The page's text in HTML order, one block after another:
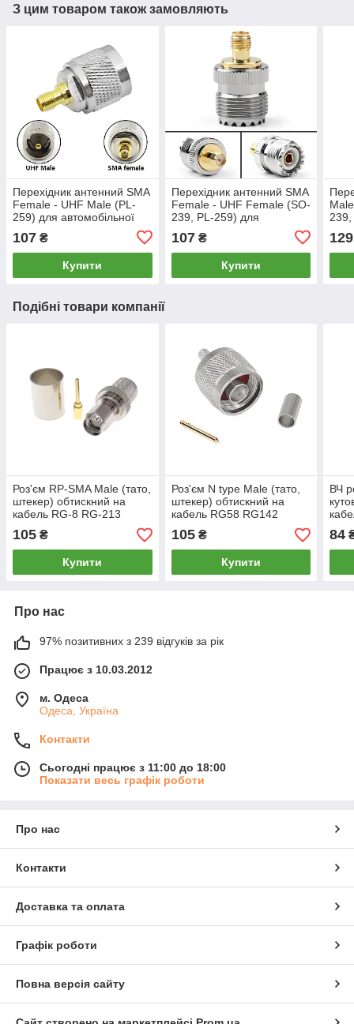
З цим товаром також замовляють
Перехідник антенний SMA
Female - UHF Male (PL-
259) для автомобільної
рації радіостанції, адаптер
для антени
107 ₴
Купити
Перехідник антенний SMA
Female - UHF Female (SO-
239, PL-259) для
автомобільної радіостанції
адаптер антени
107₴
Купити
129
Подібні товари компанії
Роз'єм RP-SMA Male (тато,
штекер) обтискний на
кабель RG-8 RG-213
LMR400 SYV-50-7 7D-FB
коннектор під обтиск
105 ₴
Купити
Роз'єм N type Male (тато,
штекер) обтискний на
кабель RG58 RG142
RG223 LMR 195 SYV50-3,
коннектор N типу вилка
105₴
Купити
ВЧ
240
84
Про нас
97% позитивних з 239 відгуків за рік
Працює з 10.03.2012
м. Одеса
Одеса, Україна
Контакти
Сьогодні працює з 11:00 до 18:00
Показати весь графік роботи
Про нас
Контакти
Доставка та оплата
Графік роботи
Повна версія сайту